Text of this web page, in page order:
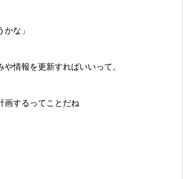
な」
や情報を更新すればいいって。
画するってことだね